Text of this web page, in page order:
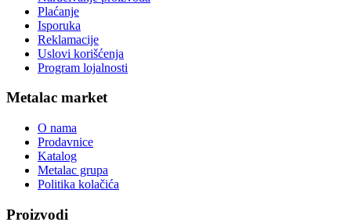
Plaćanje
Isporuka
Reklamacije
Uslovi korišćenja
Program lojalnosti
Metalac market
O nama
Prodavnice
Katalog
Metalac grupa
Politika kolačića
Proizvodi